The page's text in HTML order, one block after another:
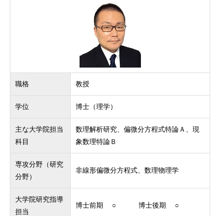
職格 教授
学位 博士（理学）
主な大学院担当
科目
数理解析研究、偏微分方程式特論Ａ、現
象数理特論Ｂ
専攻分野（研究
分野）
非線形偏微分方程式、数理物理学
大学院研究指導
担当
博士前期 ○ 博士後期 ○